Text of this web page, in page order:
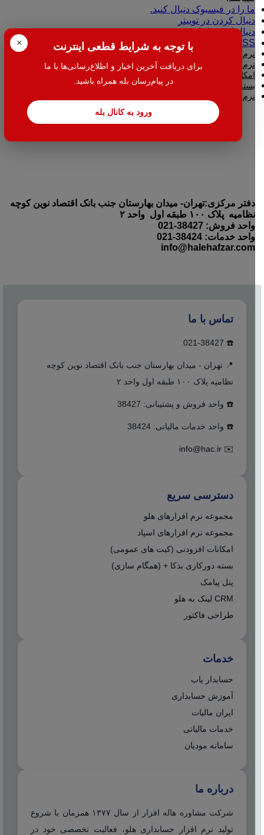
× با توجه به شرایط قطعی اینترنت
برای دریافت آخرین اخبار و اطلاع‌رسانی‌ها با ما
در پیام‌رسان بله همراه باشید.
ورود به کانال بله
ما را در فیسبوک دنبال کنید.
دنبال کردن در توییتر
دنبال کردن لینکدین
RSS نوشته های ما
نرم افزار حسابداری هلو
نرم افزار حسابداری اسپاد
امکانات افزودنی (کیت های عمومی)
بسته دورکاری بدکا + (همگام سازی)
نرم افزار امنیتی
دفتر مرکزی:تهران- میدان بهارستان جنب بانک اقتصاد نوین کوچه
نظامیه پلاک ۱۰۰ طبقه اول واحد ۲
واحد فروش: 38427-021
واحد خدمات: 38424-021
info@halehafzar.com
تماس با ما
☎️ 021-38427
📍 تهران - میدان بهارستان جنب بانک اقتصاد نوین کوچه
نظامیه پلاک ۱۰۰ طبقه اول واحد ۲
☎️ واحد فروش و پشتیبانی: 38427
☎️ واحد خدمات مالیاتی: 38424
✉️
info@hac.ir
دسترسی سریع
مجموعه نرم افزارهای هلو
مجموعه نرم افزارهای اسپاد
امکانات افزودنی (کیت های عمومی)
بسته دورکاری بدکا + (همگام سازی)
پنل پیامک
CRM لینک به هلو
طراحی فاکتور
خدمات
حسابدار یاب
آموزش حسابداری
ایران مالیات
خدمات مالیاتی
سامانه مودیان
درباره ما
شرکت مشاوره هاله افزار از سال ۱۳۷۷ همزمان با شروع
تولید نرم افزار حسابداری هلو، فعالیت تخصصی خود در